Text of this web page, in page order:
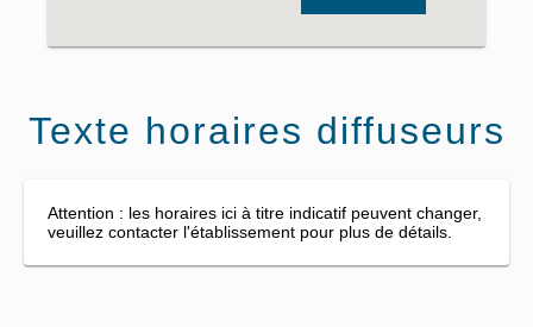
Texte horaires diffuseurs
Attention : les horaires ici à titre indicatif peuvent changer,
veuillez contacter l'établissement pour plus de détails.